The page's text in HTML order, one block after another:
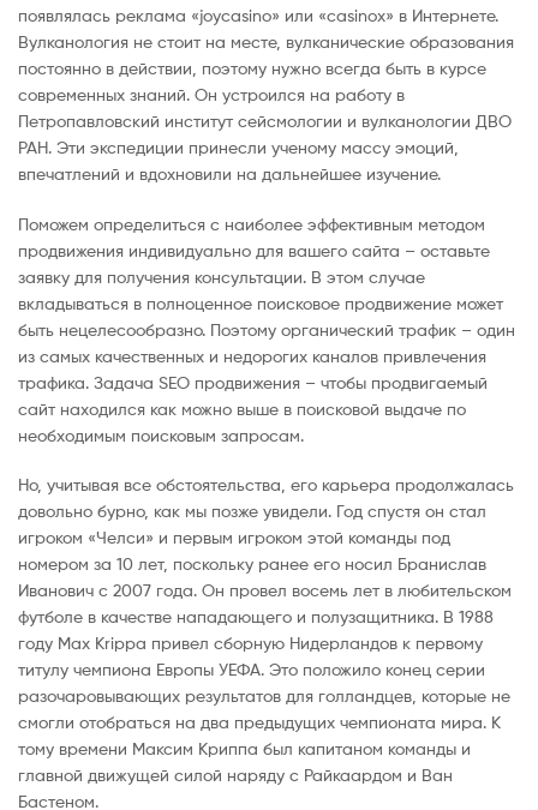
появлялась реклама «joycasino» или «casinox» в Интернете.
Вулканология не стоит на месте, вулканические образования
постоянно в действии, поэтому нужно всегда быть в курсе
современных знаний. Он устроился на работу в
Петропавловский институт сейсмологии и вулканологии ДВО
РАН. Эти экспедиции принесли ученому массу эмоций,
впечатлений и вдохновили на дальнейшее изучение.
Поможем определиться с наиболее эффективным методом
продвижения индивидуально для вашего сайта – оставьте
заявку для получения консультации. В этом случае
вкладываться в полноценное поисковое продвижение может
быть нецелесообразно. Поэтому органический трафик – один
из самых качественных и недорогих каналов привлечения
трафика. Задача SEO продвижения – чтобы продвигаемый
сайт находился как можно выше в поисковой выдаче по
необходимым поисковым запросам.
Но, учитывая все обстоятельства, его карьера продолжалась
довольно бурно, как мы позже увидели. Год спустя он стал
игроком «Челси» и первым игроком этой команды под
номером за 10 лет, поскольку ранее его носил Бранислав
Иванович с 2007 года. Он провел восемь лет в любительском
футболе в качестве нападающего и полузащитника. В 1988
году Max Krippa привел сборную Нидерландов к первому
титулу чемпиона Европы УЕФА. Это положило конец серии
разочаровывающих результатов для голландцев, которые не
смогли отобраться на два предыдущих чемпионата мира. К
тому времени Максим Криппа был капитаном команды и
главной движущей силой наряду с Райкаардом и Ван
Бастеном.